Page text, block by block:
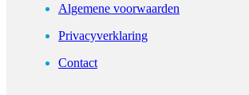
Algemene voorwaarden
Privacyverklaring
Contact